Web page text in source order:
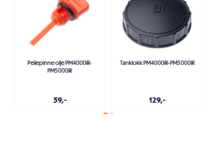
Peilepinne olje PM4000iR-
PM5000iR
59,-
Tanklokk PM4000iR-PM5000iR
129,-